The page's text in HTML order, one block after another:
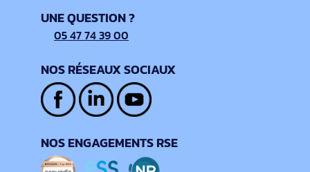
UNE QUESTION ?
05 47 74 39 00
NOS RÉSEAUX SOCIAUX
NOS ENGAGEMENTS RSE